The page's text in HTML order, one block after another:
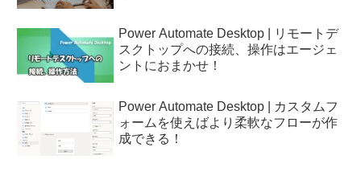
Power Automate Desktop | リモートデ
スクトップへの接続、操作はエージェ
ントにおまかせ！
Power Automate Desktop | カスタムフ
ォームを使えばより柔軟なフローが作
成できる！